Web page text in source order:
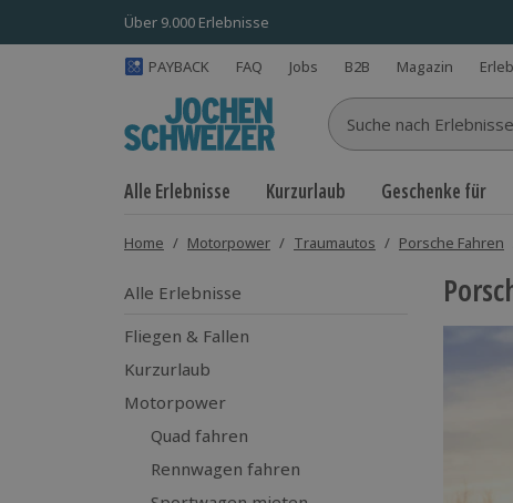
Über 9.000 Erlebnisse
PAYBACK FAQ Jobs B2B Magazin
Suche nach
Alle Erlebnisse Kurzurlaub Geschenke für
Home / Motorpower / Traumautos / Porsche Fahren
Alle Erlebnisse
Fliegen & Fallen
Kurzurlaub
Motorpower
Quad fahren
Rennwagen fahren